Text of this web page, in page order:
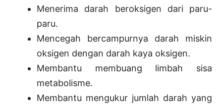
Menerima darah beroksigen dari paru-
paru.
Mencegah bercampurnya darah miskin
oksigen dengan darah kaya oksigen.
Membantu membuang limbah sisa
metabolisme.
Membantu mengukur jumlah darah yang